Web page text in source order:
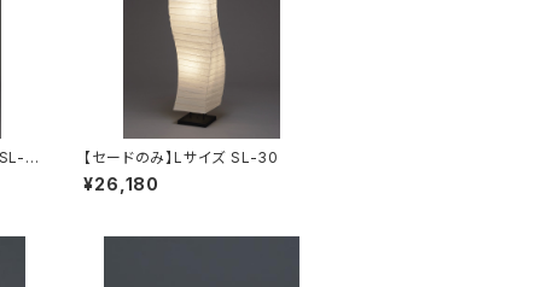
3 【セードのみ】Lサイズ SL-30
¥26,180